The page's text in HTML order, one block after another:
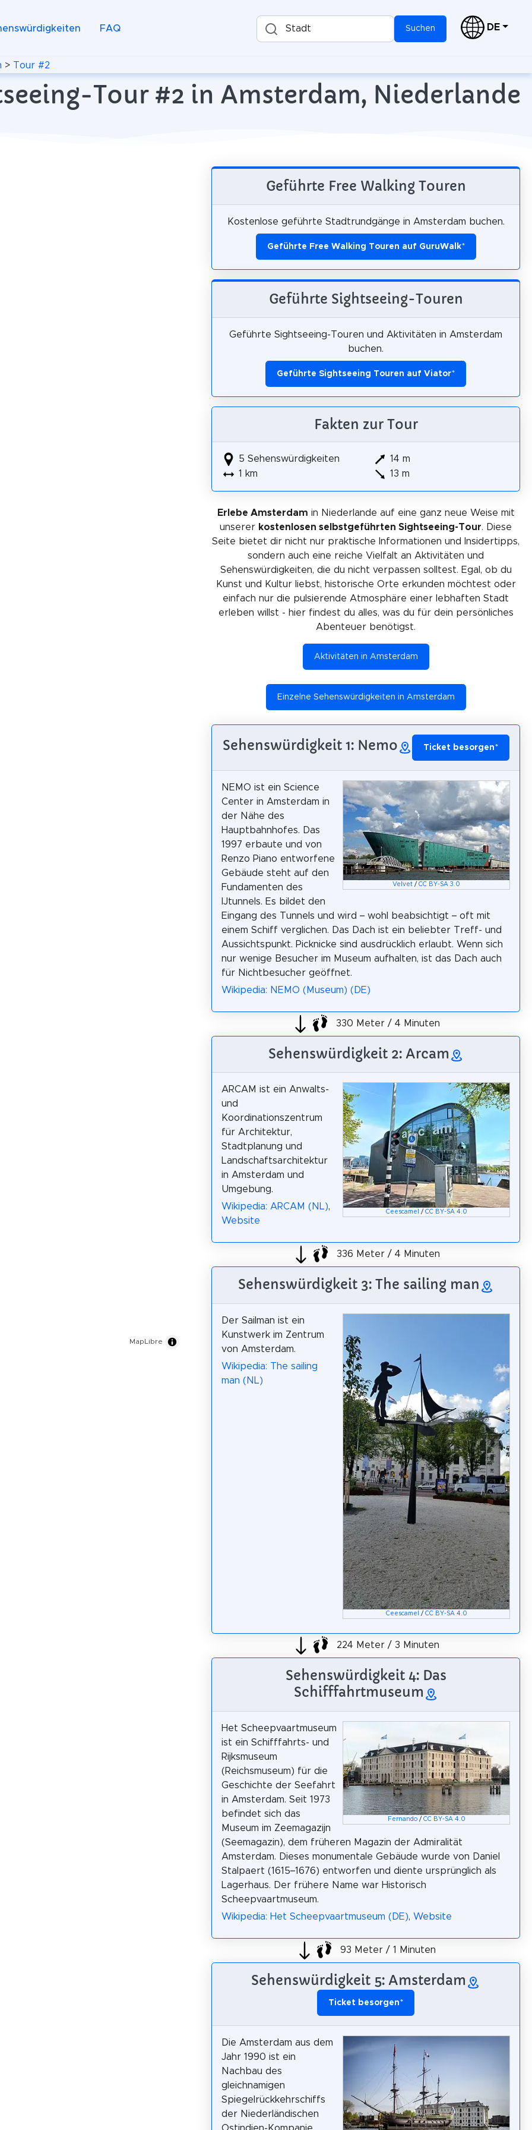
FAQ Stadt Suchen DE
> Tour #2
Tour #2 in Amsterdam, Niederlande
MapLibre
Geführte Free Walking Touren
Kostenlose geführte Stadtrundgänge in Amsterdam buchen.
Geführte Free Walking Touren auf GuruWalk*
Geführte Sightseeing-Touren
Geführte Sightseeing-Touren und Aktivitäten in Amsterdam
buchen.
Geführte Sightseeing Touren auf Viator*
Fakten zur Tour
5 Sehenswürdigkeiten
1 km
14 m
13 m
Erlebe Amsterdam in Niederlande auf eine ganz neue Weise mit
unserer kostenlosen selbstgeführten Sightseeing-Tour. Diese
Seite bietet dir nicht nur praktische Informationen und Insidertipps,
sondern auch eine reiche Vielfalt an Aktivitäten und
Sehenswürdigkeiten, die du nicht verpassen solltest. Egal, ob du
Kunst und Kultur liebst, historische Orte erkunden möchtest oder
einfach nur die pulsierende Atmosphäre einer lebhaften Stadt
erleben willst - hier findest du alles, was du für dein persönliches
Abenteuer benötigst.
Aktivitäten in Amsterdam
Einzelne Sehenswürdigkeiten in Amsterdam
Sehenswürdigkeit 1: Nemo Ticket besorgen*
Velvet /CC BY-SA 3.0
NEMO ist ein Science
Center in Amsterdam in
der Nähe des
Hauptbahnhofes. Das
1997 erbaute und von
Renzo Piano entworfene
Gebäude steht auf den
Fundamenten des
IJtunnels. Es bildet den
Eingang des Tunnels und wird – wohl beabsichtigt – oft mit
einem Schiff verglichen. Das Dach ist ein beliebter Treff- und
Aussichtspunkt. Picknicke sind ausdrücklich erlaubt. Wenn sich
nur wenige Besucher im Museum aufhalten, ist das Dach auch
für Nichtbesucher geöffnet.
Wikipedia: NEMO (Museum) (DE)
330 Meter / 4 Minuten
Sehenswürdigkeit 2: Arcam
Ceescamel / CC BY-SA 4.0
ARCAM ist ein Anwalts-
und
Koordinationszentrum
für Architektur,
Stadtplanung und
Landschaftsarchitektur
in Amsterdam und
Umgebung.
Wikipedia: ARCAM (NL),
Website
336 Meter / 4 Minuten
Sehenswürdigkeit 3: The sailing man
Ceescamel / CC BY-SA 4.0
Der Sailman ist ein
Kunstwerk im Zentrum
von Amsterdam.
Wikipedia: The sailing
man (NL)
224 Meter / 3 Minuten
Sehenswürdigkeit 4: Das
Schifffahrtmuseum
Fernando/ CC BY-SA 4.0
Het Scheepvaartmuseum
ist ein Schifffahrts- und
Rijksmuseum
(Reichsmuseum) für die
Geschichte der Seefahrt
in Amsterdam. Seit 1973
befindet sich das
Museum im Zeemagazijn
(Seemagazin), dem früheren Magazin der Admiralität
Amsterdam. Dieses monumentale Gebäude wurde von Daniel
Stalpaert (1615–1676) entworfen und diente ursprünglich als
Lagerhaus. Der frühere Name war Historisch
Scheepvaartmuseum.
Wikipedia: Het Scheepvaartmuseum (DE), Website
93 Meter / 1 Minuten
Sehenswürdigkeit 5: Amsterdam
Ticket besorgen*
Die Amsterdam aus dem
Jahr 1990 ist ein
Nachbau des
gleichnamigen
Spiegelrückkehrschiffs
der Niederländischen
Ostindien-Kompanie